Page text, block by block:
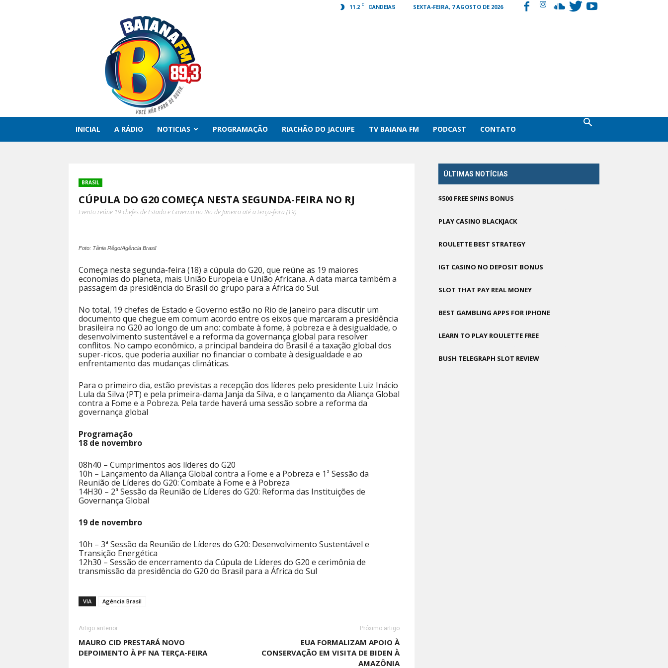
11.2 C CANDEIAS SEXTA-FEIRA, 7 AGOSTO DE 2026
Baiana
INICIAL A RÁDIO NOTICIAS PROGRAMAÇÃO RIACHÃO DO JACUIPE TV BAIANA FM PODCAST CONTATO
BRASIL
CÚPULA DO G20 COMEÇA NESTA SEGUNDA-FEIRA NO RJ
Evento reúne 19 chefes de Estado e Governo no Rio de Janeiro até a terça-feira (19)
Foto: Tânia Rêgo/Agência Brasil
Começa nesta segunda-feira (18) a cúpula do G20, que reúne as 19 maiores
economias do planeta, mais União Europeia e União Africana. A data marca também a
passagem da presidência do Brasil do grupo para a África do Sul.
No total, 19 chefes de Estado e Governo estão no Rio de Janeiro para discutir um
documento que chegue em comum acordo entre os eixos que marcaram a presidência
brasileira no G20 ao longo de um ano: combate à fome, à pobreza e à desigualdade, o
desenvolvimento sustentável e a reforma da governança global para resolver
conflitos. No campo econômico, a principal bandeira do Brasil é a taxação global dos
super-ricos, que poderia auxiliar no financiar o combate à desigualdade e ao
enfrentamento das mudanças climáticas.
Para o primeiro dia, estão previstas a recepção dos líderes pelo presidente Luiz Inácio
Lula da Silva (PT) e pela primeira-dama Janja da Silva, e o lançamento da Aliança Global
contra a Fome e a Pobreza. Pela tarde haverá uma sessão sobre a reforma da
governança global
Programação
18 de novembro
08h40 – Cumprimentos aos líderes do G20
10h – Lançamento da Aliança Global contra a Fome e a Pobreza e 1ª Sessão da
Reunião de Líderes do G20: Combate à Fome e à Pobreza
14H30 – 2ª Sessão da Reunião de Líderes do G20: Reforma das Instituições de
Governança Global
19 de novembro
10h – 3ª Sessão da Reunião de Líderes do G20: Desenvolvimento Sustentável e
Transição Energética
12h30 – Sessão de encerramento da Cúpula de Líderes do G20 e cerimônia de
transmissão da presidência do G20 do Brasil para a África do Sul
VIA Agência Brasil
Artigo anterior
MAURO CID PRESTARÁ NOVO
DEPOIMENTO À PF NA TERÇA-FEIRA
Próximo artigo
EUA FORMALIZAM APOIO À
CONSERVAÇÃO EM VISITA DE BIDEN À
AMAZÔNIA
ÚLTIMAS NOTÍCIAS
$500 FREE SPINS BONUS
PLAY CASINO BLACKJACK
ROULETTE BEST STRATEGY
IGT CASINO NO DEPOSIT BONUS
SLOT THAT PAY REAL MONEY
BEST GAMBLING APPS FOR IPHONE
LEARN TO PLAY ROULETTE FREE
BUSH TELEGRAPH SLOT REVIEW